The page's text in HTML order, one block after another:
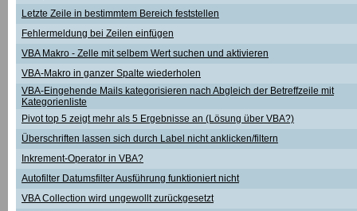
Letzte Zeile in bestimmtem Bereich feststellen
Fehlermeldung bei Zeilen einfügen
VBA Makro - Zelle mit selbem Wert suchen und aktivieren
VBA-Makro in ganzer Spalte wiederholen
VBA-Eingehende Mails kategorisieren nach Abgleich der Betreffzeile mit
Kategorienliste
Pivot top 5 zeigt mehr als 5 Ergebnisse an (Lösung über VBA?)
Überschriften lassen sich durch Label nicht anklicken/filtern
Inkrement-Operator in VBA?
Autofilter Datumsfilter Ausführung funktioniert nicht
VBA Collection wird ungewollt zurückgesetzt